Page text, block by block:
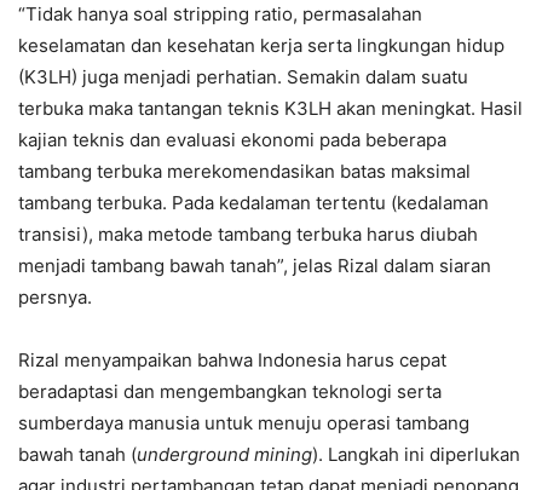
“Tidak hanya soal stripping ratio, permasalahan
keselamatan dan kesehatan kerja serta lingkungan hidup
(K3LH) juga menjadi perhatian. Semakin dalam suatu
terbuka maka tantangan teknis K3LH akan meningkat. Hasil
kajian teknis dan evaluasi ekonomi pada beberapa
tambang terbuka merekomendasikan batas maksimal
tambang terbuka. Pada kedalaman tertentu (kedalaman
transisi), maka metode tambang terbuka harus diubah
menjadi tambang bawah tanah”, jelas Rizal dalam siaran
persnya.
Rizal menyampaikan bahwa Indonesia harus cepat
beradaptasi dan mengembangkan teknologi serta
sumberdaya manusia untuk menuju operasi tambang
bawah tanah (underground mining). Langkah ini diperlukan
agar industri pertambangan tetap dapat menjadi penopang